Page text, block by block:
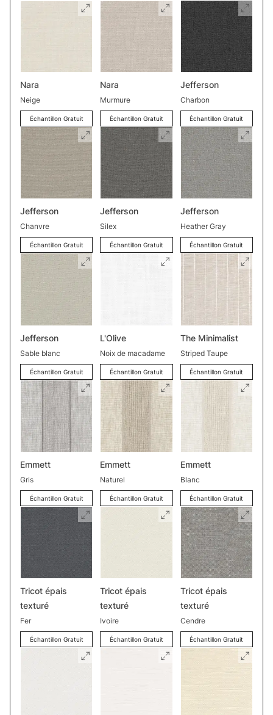
Nara
Neige
Échantillon Gratuit
Nara
Murmure
Échantillon Gratuit
Jefferson
Charbon
Échantillon Gratuit
Jefferson
Chanvre
Échantillon Gratuit
Jefferson
Silex
Échantillon Gratuit
Jefferson
Heather Gray
Échantillon Gratuit
Jefferson
Sable blanc
Échantillon Gratuit
L'Olive
Noix de macadame
Échantillon Gratuit
The Minimalist
Striped Taupe
Échantillon Gratuit
Emmett
Gris
Échantillon Gratuit
Emmett
Naturel
Échantillon Gratuit
Emmett
Blanc
Échantillon Gratuit
Tricot épais
texturé
Fer
Échantillon Gratuit
Tricot épais
texturé
Ivoire
Échantillon Gratuit
Tricot épais
texturé
Cendre
Échantillon Gratuit